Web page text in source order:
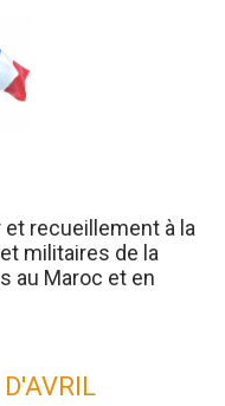
recueillement à la
militaires de la
au Maroc et en